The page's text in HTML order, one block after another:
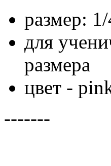
размер:
для
размера
цвет -
-------